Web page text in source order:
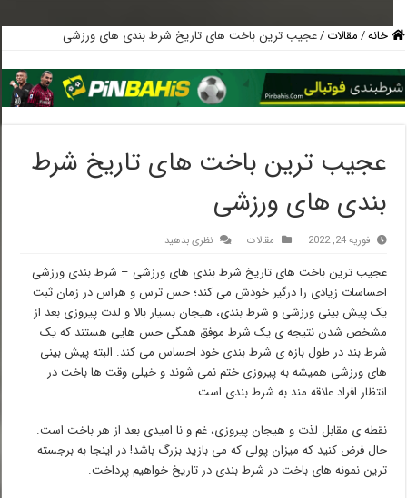
خانه/مقالات/عجیب ترین باخت های تاریخ شرط بندی های ورزشی
عجیب ترین باخت های تاریخ شرط
بندی های ورزشی
فوریه 24, 2022 مقالات نظری بدهید
عجیب ترین باخت های تاریخ شرط بندی های ورزشی – شرط بندی ورزشی
احساسات زیادی را درگیر خودش می کند؛ حس ترس و هراس در زمان ثبت
یک پیش بینی ورزشی و شرط بندی، هیجان بسیار بالا و لذت پیروزی بعد از
مشخص شدن نتیجه ی یک شرط موفق همگی حس هایی هستند که یک
شرط بند در طول بازه ی شرط بندی خود احساس می کند. البته پیش بینی
های ورزشی همیشه به پیروزی ختم نمی شوند و خیلی وقت ها باخت در
انتظار افراد علاقه مند به شرط بندی است.
نقطه ی مقابل لذت و هیجان پیروزی، غم و نا امیدی بعد از هر باخت است.
حال فرض کنید که میزان پولی که می بازید بزرگ باشد! در اینجا به برجسته
ترین نمونه های باخت در شرط بندی در تاریخ خواهیم پرداخت.